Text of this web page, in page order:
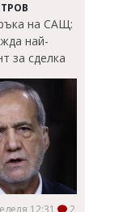
на САЩ:
най-
за сделка
12:31 2